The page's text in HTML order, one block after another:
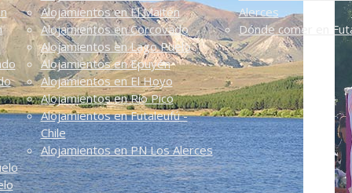
Alojamientos en El Maitén
Alojamientos en Corcovado
Alojamientos en Lago Puelo
Alojamientos en Epuyén
Alojamientos en El Hoyo
Alojamientos en Río Pico
Alojamientos en Futaleufú -
Chile
Alojamientos en PN Los Alerces
Alerces
Dónde comer en